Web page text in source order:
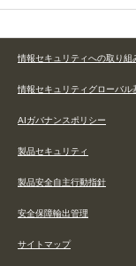
情報セキュリティへの取り組
情報セキュリティグローバル
AIガバナンスポリシー
製品セキュリティ
製品安全自主行動指針
安全保障輸出管理
サイトマップ